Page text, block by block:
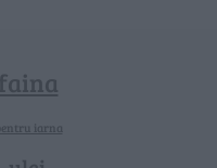
faina
iarna